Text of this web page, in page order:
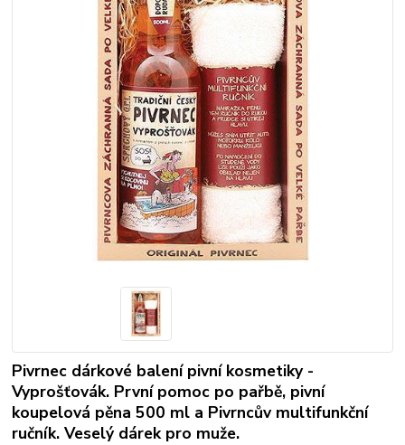
Pivrnec dárkové balení pivní kosmetiky -
Vyprošťovák. První pomoc po pařbě, pivní
koupelová pěna 500 ml a Pivrncův multifunkční
ručník. Veselý dárek pro muže.